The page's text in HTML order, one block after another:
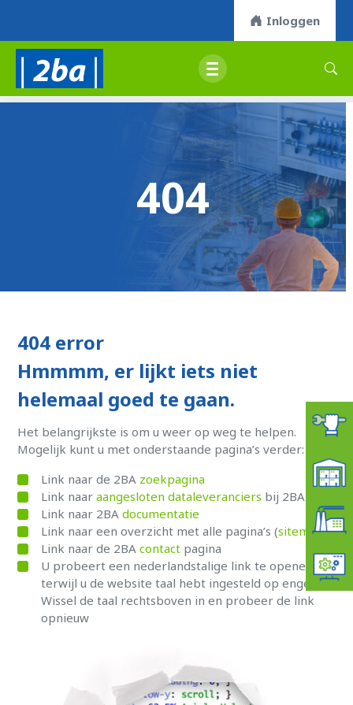
Inloggen
404
404 error
Hmmmm, er lijkt iets niet
helemaal goed te gaan.
Het belangrijkste is om u weer op weg te helpen.
Mogelijk kunt u met onderstaande pagina’s verder:
Link naar de 2BA zoekpagina
Link naaraangesloten dataleveranciers bij 2BA
Link naar 2BAdocumentatie
Link naar een overzicht met alle pagina’s (sitemap)
Link naar de 2BAcontact pagina
U probeert een nederlandstalige link te openen
terwijl u de website taal hebt ingesteld op engels.
Wissel de taal rechtsboven in en probeer de link
opnieuw